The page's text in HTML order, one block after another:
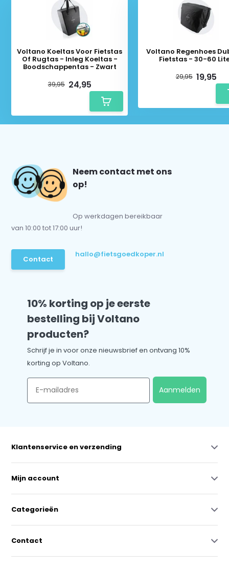
Voltano Koeltas Voor Fietstas
Of Rugtas - Inleg Koeltas -
Boodschappentas - Zwart
39,95 24,95
Voltano Regenhoes
Fietstas - 30-60
29,95 19,95
Neem contact met ons
op!
Op werkdagen bereikbaar
van 10:00 tot 17:00 uur!
Contact
hallo@fietsgoedkoper.nl
10% korting op je eerste
bestelling bij Voltano
producten?
Schrijf je in voor onze nieuwsbrief en ontvang 10%
korting op Voltano.
Email
Aanmelden
Klantenservice en verzending
Mijn account
Categorieën
Contact